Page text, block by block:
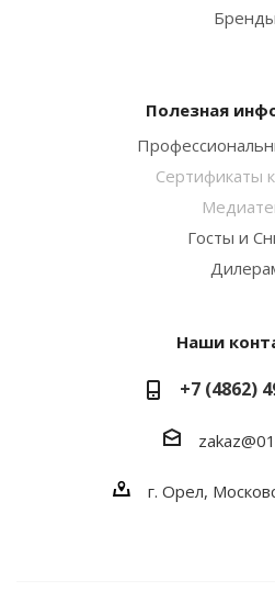
Бренды
Полезная
Сертификаты
Госты и
Наши
+7 (4862)
г. Орел,